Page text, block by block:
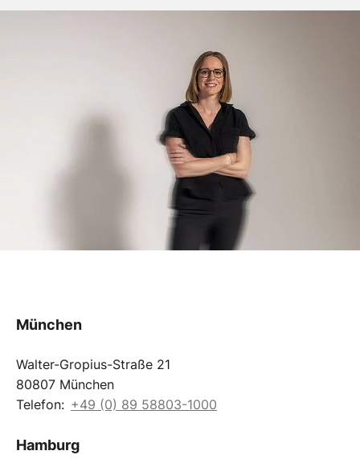
München
Walter-Gropius-Straße 21
80807 München
Telefon: +49 (0) 89 58803-1000
Hamburg